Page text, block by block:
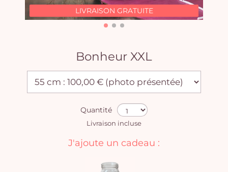
LIVRAISON GRATUITE
Bonheur XXL
Quantité
Livraison incluse
J'ajoute un cadeau :